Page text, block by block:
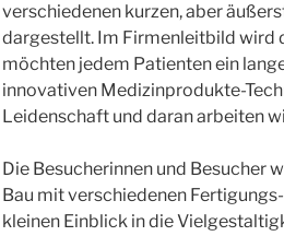
verschiedenen kurzen, aber
dargestellt. Im Firmenleitbild wird
möchten jedem Patienten ein
innovativen Medizinprodukte-
Leidenschaft und daran arbeiten
Die Besucherinnen und Besucher
Bau mit verschiedenen
kleinen Einblick in die